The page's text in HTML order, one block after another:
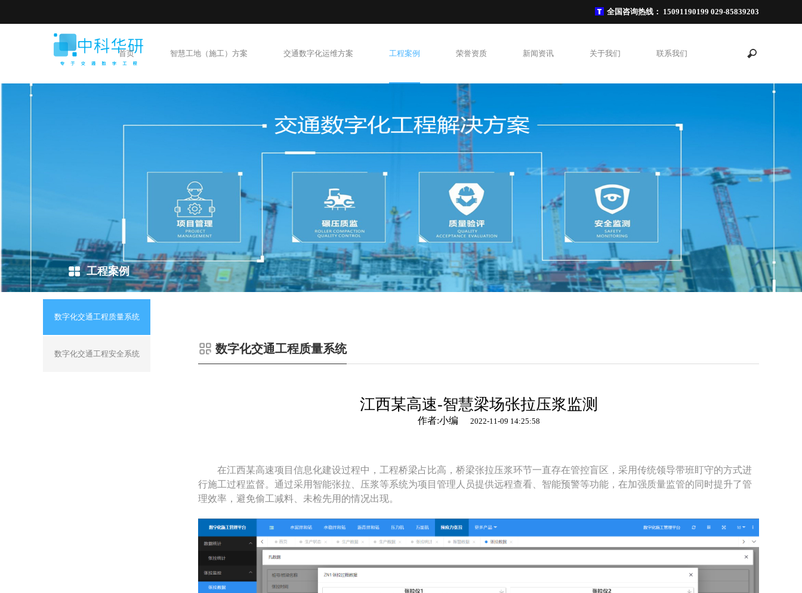
全国咨询热线： 15091190199 029-85839203
首页 智慧工地（施工）方案 交通数字化运维方案 工程案例 荣誉资质 新闻资讯 关于我们 联系我们
工程案例
数字化交通工程质量系统
数字化交通工程安全系统 数字化交通工程质量系统
江西某高速-智慧梁场张拉压浆监测
作者:小编 2022-11-09 14:25:58
在江西某高速项目信息化建设过程中，工程桥梁占比高，桥梁张拉压浆环节一直存在管控盲区，采用传统领导带班盯守的方式进
行施工过程监督。通过采用智能张拉、压浆等系统为项目管理人员提供远程查看、智能预警等功能，在加强质量监管的同时提升了管
理效率，避免偷工减料、未检先用的情况出现。